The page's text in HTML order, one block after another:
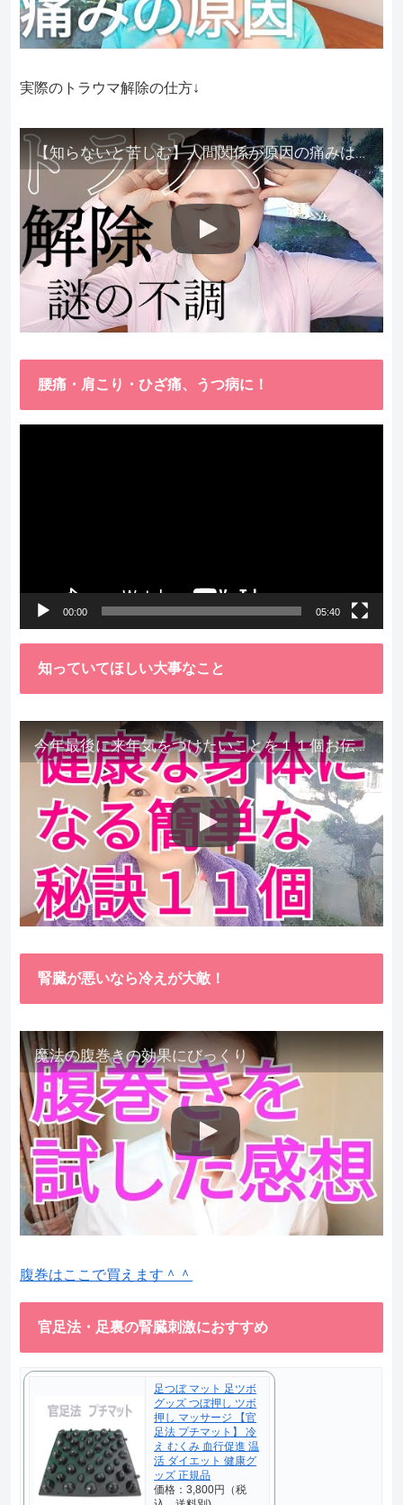
実際のトラウマ解除の仕方↓
【知らないと苦しむ】人間関係が原因の痛みはトラウマ解除が必須。病院に行っても原因不明で治らない不調はこれをしてからケアしてみてください。
腰痛・肩こり・ひざ痛、うつ病に！
00:00 05:40
知っていてほしい大事なこと
今年最後に来年気をつけたいことを１１個お伝えします。
腎臓が悪いなら冷えが大敵！
魔法の腹巻きの効果にびっくり
腹巻はここで買えます＾＾
官足法・足裏の腎臓刺激におすすめ
足つぼ マット 足ツボ
グッズ つぼ押し ツボ
押し マッサージ 【官
足法 プチマット】 冷
え むくみ 血行促進 温
活 ダイエット 健康グ
ッズ 正規品
価格：3,800円（税